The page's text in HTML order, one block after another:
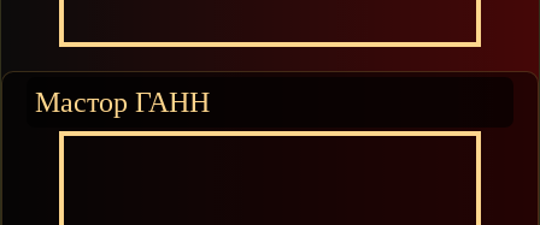
Мастор ГАНН